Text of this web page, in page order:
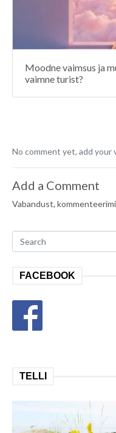
Moodne vaimsus ja
vaimne turist?
No comment yet, add your
Add a Comment
Vabandust,
FACEBOOK
TELLI